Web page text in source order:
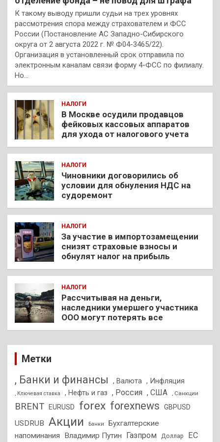
К такому выводу пришли судьи на трех уровнях
рассмотрения спора между страхователем и ФСС
России (Постановление АС Западно-Сибирского
округа от 2 августа 2022 г. № Ф04-3465/22).
Организация в установленный срок отправила по
электронным каналам связи форму 4-ФСС по филиалу.
Но…
НАЛОГИ
В Москве осудили продавцов
фейковых кассовых аппаратов
для ухода от налогового учета
НАЛОГИ
Чиновники договорились об
условии для обнуления НДС на
судоремонт
НАЛОГИ
За участие в импортозамещении
снизят страховые взносы и
обнулят налог на прибыль
НАЛОГИ
Рассчитывая на деньги,
наследники умершего участника
ООО могут потерять все
Метки
, Банки и финансы , Валюта , Инфляция
, Ключевая ставка , Нефть и газ , Россия , США , Санкции
BRENT EURUSD forex forexnews GBPUSD
USDRUB Акции Банки
Бухгалтерские
напоминания
Владимир Путин Газпром Доллар ЕС